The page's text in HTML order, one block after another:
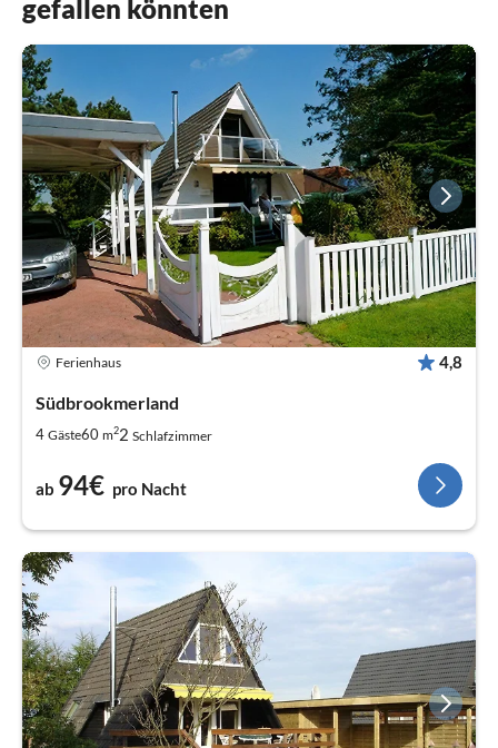
gefallen könnten
Ferienhaus 4,8
Südbrookmerland
4 Gäste60 m22 Schlafzimmer
ab 94€ pro Nacht